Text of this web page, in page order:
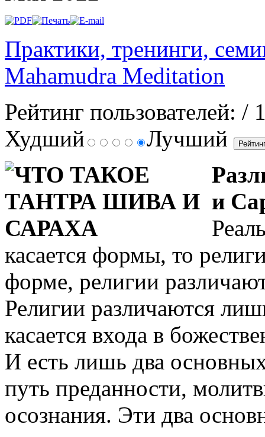
Практики, тренинги,
Mahamudra Meditation
Рейтинг пользователей: /
Худший
Лучший
и
касается формы, то
форме, религии
Религии различаются
касается входа в
И есть лишь два
путь преданности,
осознания. Эти два